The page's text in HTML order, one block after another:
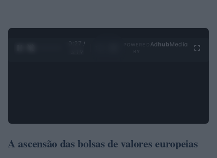
0:28 /
Ad hubMedia
A ascensão das bolsas de valores europeias